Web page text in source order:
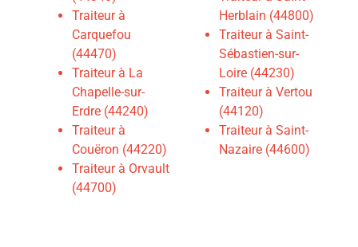
Traiteur à
Carquefou
(44470)
Traiteur à La
Chapelle-sur-
Erdre (44240)
Traiteur à
Couëron (44220)
Traiteur à Orvault
(44700)
Herblain (44800)
Traiteur à Saint-
Sébastien-sur-
Loire (44230)
Traiteur à Vertou
(44120)
Traiteur à Saint-
Nazaire (44600)